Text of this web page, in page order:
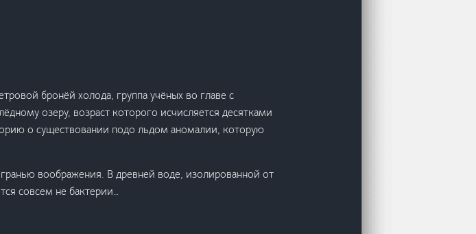
бронёй холода, группа учёных во главе с
озеру, возраст которого исчисляется десятками
о существовании подо льдом аномалии, которую
воображения. В древней воде, изолированной от
совсем не бактерии…